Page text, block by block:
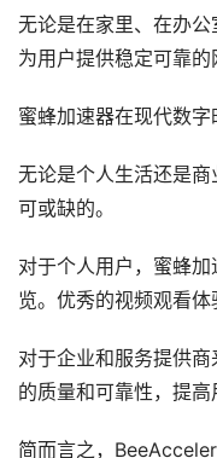
无论是在家里、在办
为用户提供稳定可靠的
蜜蜂加速器在现代数字
无论是个人生活还是
可或缺的。
对于个人用户，蜜蜂
览。优秀的视频观看体
对于企业和服务提供
的质量和可靠性，提高
简而言之，